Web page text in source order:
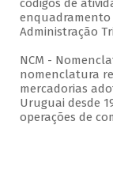
códigos de
enquadramento
Administração
NCM -
nomenclatura
mercadorias
Uruguai desde
operações de